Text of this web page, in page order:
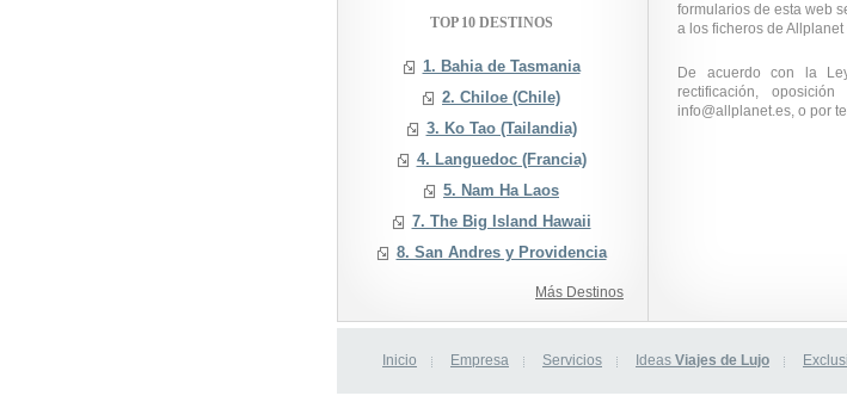
TOP 10 DESTINOS
1. Bahia de Tasmania
2. Chiloe (Chile)
3. Ko Tao (Tailandia)
4. Languedoc (Francia)
5. Nam Ha Laos
7. The Big Island Hawaii
8. San Andres y Providencia
Más Destinos
formularios de esta web
a los ficheros de
De acuerdo con la
rectificación,
info@allplanet.es, o por
Inicio Empresa Servicios Ideas Viajes de Lujo